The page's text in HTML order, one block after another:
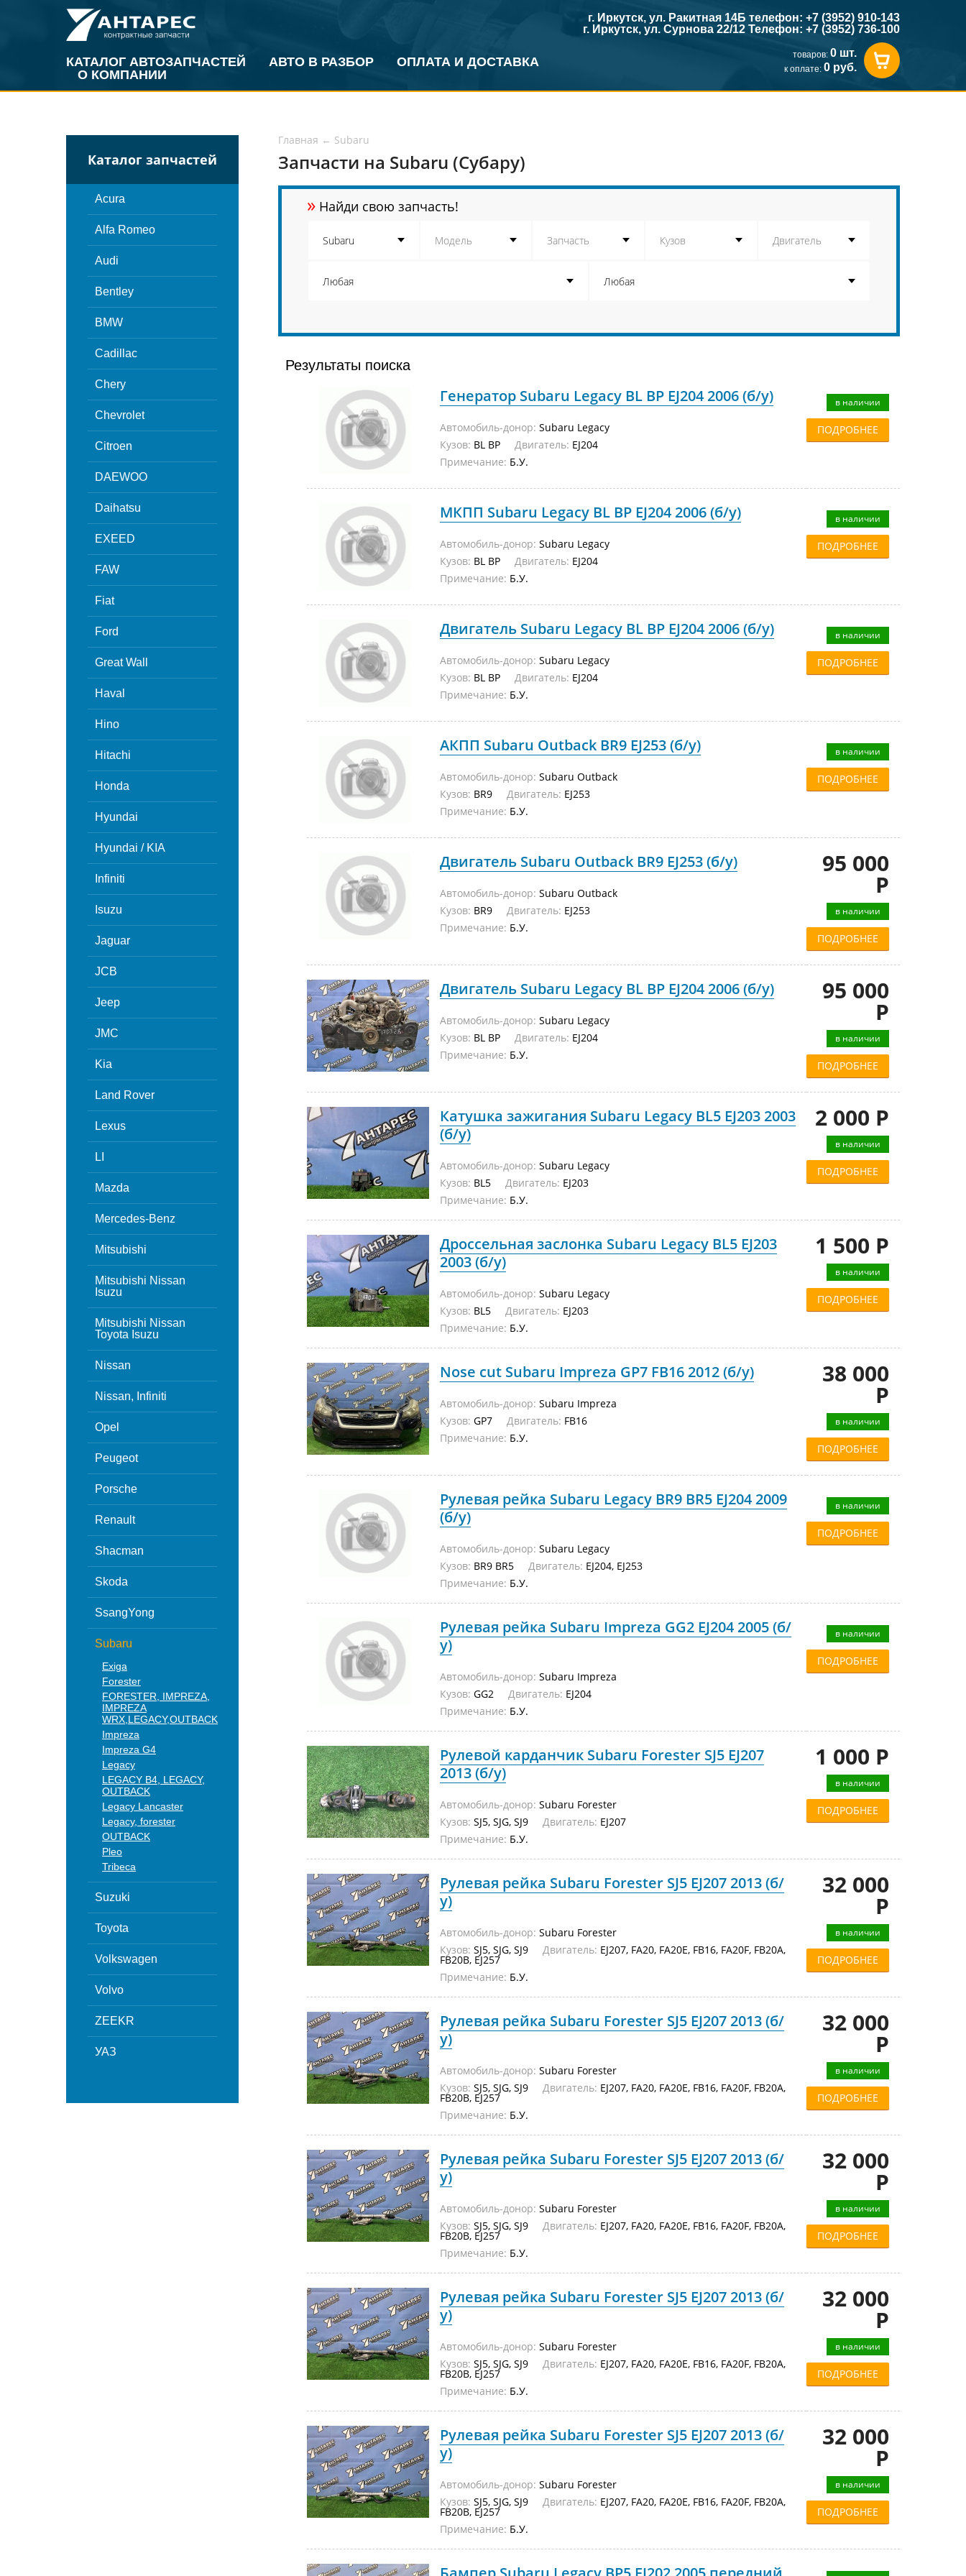
КАТАЛОГ АВТОЗАПЧАСТЕЙ АВТО В РАЗБОР
ОПЛАТА И ДОСТАВКА
О КОМПАНИИ
г. Иркутск, ул. Ракитная 14Б телефон: +7 (3952) 910-143
г. Иркутск, ул. Сурнова 22/12 Телефон: +7 (3952) 736-100
товаров: 0 шт.
к оплате: 0 руб.
Каталог запчастей
Acura
Alfa Romeo
Audi
Bentley
BMW
Cadillac
Chery
Chevrolet
Citroen
DAEWOO
Daihatsu
EXEED
FAW
Fiat
Ford
Great Wall
Haval
Hino
Hitachi
Honda
Hyundai
Hyundai / KIA
Infiniti
Isuzu
Jaguar
JCB
Jeep
JMC
Kia
Land Rover
Lexus
LI
Mazda
Mercedes-Benz
Mitsubishi
Mitsubishi Nissan
Isuzu
Mitsubishi Nissan
Toyota Isuzu
Nissan
Nissan, Infiniti
Opel
Peugeot
Porsche
Renault
Shacman
Skoda
SsangYong
Subaru
Exiga
Forester
FORESTER, IMPREZA,
IMPREZA
WRX,LEGACY,OUTBACK
Impreza
Impreza G4
Legacy
LEGACY B4, LEGACY,
OUTBACK
Legacy Lancaster
Legacy, forester
OUTBACK
Pleo
Tribeca
Suzuki
Toyota
Volkswagen
Volvo
ZEEKR
УАЗ
Главная ← Subaru
Запчасти на Subaru (Субару)
» Найди свою запчасть!
Результаты поиска
Генератор Subaru Legacy BL BP EJ204 2006 (б/у)
Автомобиль-донор: Subaru Legacy
Кузов: BL BP Двигатель: EJ204
Примечание: Б.У.
в наличии
ПОДРОБНЕЕ
МКПП Subaru Legacy BL BP EJ204 2006 (б/у)
Автомобиль-донор: Subaru Legacy
Кузов: BL BP Двигатель: EJ204
Примечание: Б.У.
в наличии
ПОДРОБНЕЕ
Двигатель Subaru Legacy BL BP EJ204 2006 (б/у)
Автомобиль-донор: Subaru Legacy
Кузов: BL BP Двигатель: EJ204
Примечание: Б.У.
в наличии
ПОДРОБНЕЕ
АКПП Subaru Outback BR9 EJ253 (б/у)
Автомобиль-донор: Subaru Outback
Кузов: BR9 Двигатель: EJ253
Примечание: Б.У.
в наличии
ПОДРОБНЕЕ
Двигатель Subaru Outback BR9 EJ253 (б/у)
Автомобиль-донор: Subaru Outback
Кузов: BR9 Двигатель: EJ253
Примечание: Б.У.
95 000
Р
в наличии
ПОДРОБНЕЕ
Двигатель Subaru Legacy BL BP EJ204 2006 (б/у)
Автомобиль-донор: Subaru Legacy
Кузов: BL BP Двигатель: EJ204
Примечание: Б.У.
95 000
Р
в наличии
ПОДРОБНЕЕ
Катушка зажигания Subaru Legacy BL5 EJ203 2003
(б/у)
Автомобиль-донор: Subaru Legacy
Кузов: BL5 Двигатель: EJ203
Примечание: Б.У.
2 000 Р
в наличии
ПОДРОБНЕЕ
Дроссельная заслонка Subaru Legacy BL5 EJ203
2003 (б/у)
Автомобиль-донор: Subaru Legacy
Кузов: BL5 Двигатель: EJ203
Примечание: Б.У.
1 500 Р
в наличии
ПОДРОБНЕЕ
Nose cut Subaru Impreza GP7 FB16 2012 (б/у)
Автомобиль-донор: Subaru Impreza
Кузов: GP7 Двигатель: FB16
Примечание: Б.У.
38 000
Р
в наличии
ПОДРОБНЕЕ
Рулевая рейка Subaru Legacy BR9 BR5 EJ204 2009
(б/у)
Автомобиль-донор: Subaru Legacy
Кузов: BR9 BR5 Двигатель: EJ204, EJ253
Примечание: Б.У.
в наличии
ПОДРОБНЕЕ
Рулевая рейка Subaru Impreza GG2 EJ204 2005 (б/
у)
Автомобиль-донор: Subaru Impreza
Кузов: GG2 Двигатель: EJ204
Примечание: Б.У.
в наличии
ПОДРОБНЕЕ
Рулевой карданчик Subaru Forester SJ5 EJ207
2013 (б/у)
Автомобиль-донор: Subaru Forester
Кузов: SJ5, SJG, SJ9 Двигатель: EJ207
Примечание: Б.У.
1 000 Р
в наличии
ПОДРОБНЕЕ
Рулевая рейка Subaru Forester SJ5 EJ207 2013 (б/
у)
Автомобиль-донор: Subaru Forester
Кузов: SJ5, SJG, SJ9 Двигатель: EJ207, FA20, FA20E, FB16, FA20F, FB20A,
FB20B, EJ257
Примечание: Б.У.
32 000
Р
в наличии
ПОДРОБНЕЕ
Рулевая рейка Subaru Forester SJ5 EJ207 2013 (б/
у)
Автомобиль-донор: Subaru Forester
Кузов: SJ5, SJG, SJ9 Двигатель: EJ207, FA20, FA20E, FB16, FA20F, FB20A,
FB20B, EJ257
Примечание: Б.У.
32 000
Р
в наличии
ПОДРОБНЕЕ
Рулевая рейка Subaru Forester SJ5 EJ207 2013 (б/
у)
Автомобиль-донор: Subaru Forester
Кузов: SJ5, SJG, SJ9 Двигатель: EJ207, FA20, FA20E, FB16, FA20F, FB20A,
FB20B, EJ257
Примечание: Б.У.
32 000
Р
в наличии
ПОДРОБНЕЕ
Рулевая рейка Subaru Forester SJ5 EJ207 2013 (б/
у)
Автомобиль-донор: Subaru Forester
Кузов: SJ5, SJG, SJ9 Двигатель: EJ207, FA20, FA20E, FB16, FA20F, FB20A,
FB20B, EJ257
Примечание: Б.У.
32 000
Р
в наличии
ПОДРОБНЕЕ
Рулевая рейка Subaru Forester SJ5 EJ207 2013 (б/
у)
Автомобиль-донор: Subaru Forester
Кузов: SJ5, SJG, SJ9 Двигатель: EJ207, FA20, FA20E, FB16, FA20F, FB20A,
FB20B, EJ257
Примечание: Б.У.
32 000
Р
в наличии
ПОДРОБНЕЕ